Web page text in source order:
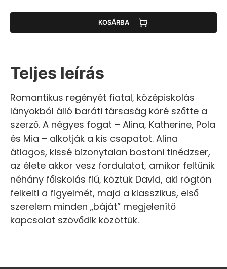
KOSÁRBA
Teljes leírás
Romantikus regényét fiatal, középiskolás
lányokból álló baráti társaság köré szőtte a
szerző. A négyes fogat – Alina, Katherine, Pola
és Mia – alkotják a kis csapatot. Alina
átlagos, kissé bizonytalan bostoni tinédzser,
az élete akkor vesz fordulatot, amikor feltűnik
néhány főiskolás fiú, köztük David, aki rögtön
felkelti a figyelmét, majd a klasszikus, első
szerelem minden „báját” megjelenítő
kapcsolat szövődik közöttük.